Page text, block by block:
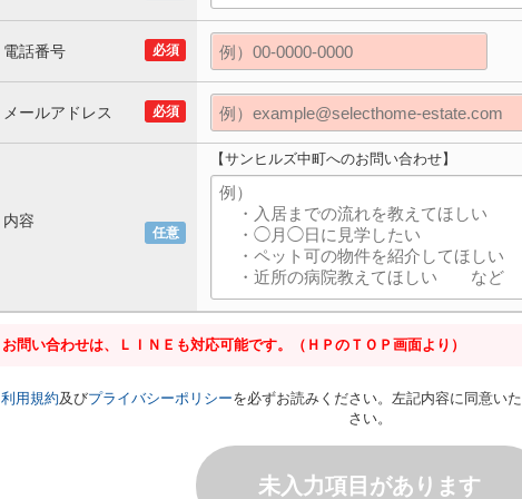
必須
電話番号
必須
メールアドレス
任意
内容
【サンヒルズ中町へのお問い合わせ】
お問い合わせは、ＬＩＮＥも対応可能です。（ＨＰのＴＯＰ画面より）
利用規約及びプライバシーポリシーを必ずお読みください。左記内容に同意い
さい。
未入力項目があります